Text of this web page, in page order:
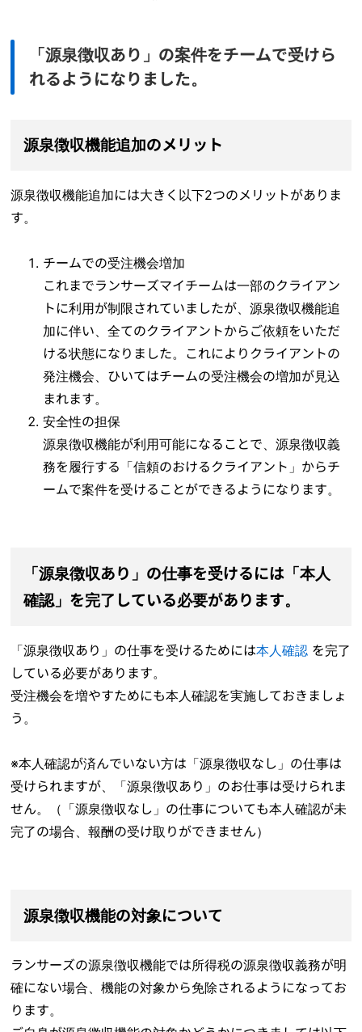
「源泉徴収あり」の案件をチームで受けら
れるようになりました。
源泉徴収機能追加のメリット
源泉徴収機能追加には大きく以下2つのメリットがありま
す。
チームでの受注機会増加
これまでランサーズマイチームは一部のクライアン
トに利用が制限されていましたが、源泉徴収機能追
加に伴い、全てのクライアントからご依頼をいただ
ける状態になりました。これによりクライアントの
発注機会、ひいてはチームの受注機会の増加が見込
まれます。
安全性の担保
源泉徴収機能が利用可能になることで、源泉徴収義
務を履行する「信頼のおけるクライアント」からチ
ームで案件を受けることができるようになります。
「源泉徴収あり」の仕事を受けるには「本人
確認」を完了している必要があります。
「源泉徴収あり」の仕事を受けるためには本人確認 を完了
している必要があります。
受注機会を増やすためにも本人確認を実施しておきましょ
う。
※本人確認が済んでいない方は「源泉徴収なし」の仕事は
受けられますが、「源泉徴収あり」のお仕事は受けられま
せん。（「源泉徴収なし」の仕事についても本人確認が未
完了の場合、報酬の受け取りができません）
源泉徴収機能の対象について
ランサーズの源泉徴収機能では所得税の源泉徴収義務が明
確にない場合、機能の対象から免除されるようになってお
ります。